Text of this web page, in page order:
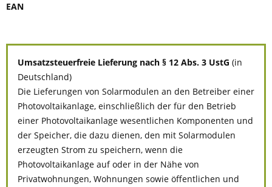
EAN
Umsatzsteuerfreie Lieferung nach § 12 Abs. 3 UstG (in
Deutschland)
Die Lieferungen von Solarmodulen an den Betreiber einer
Photovoltaikanlage, einschließlich der für den Betrieb
einer Photovoltaikanlage wesentlichen Komponenten und
der Speicher, die dazu dienen, den mit Solarmodulen
erzeugten Strom zu speichern, wenn die
Photovoltaikanlage auf oder in der Nähe von
Privatwohnungen, Wohnungen sowie öffentlichen und